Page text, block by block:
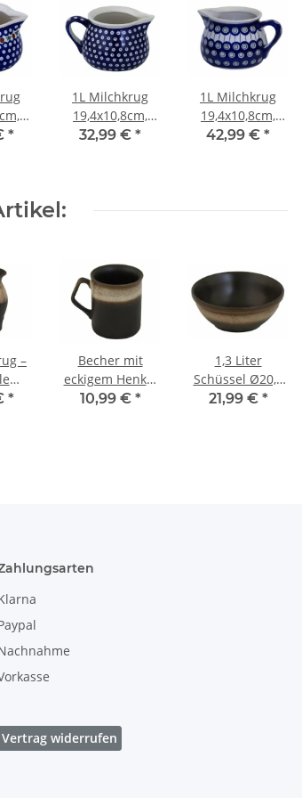
*
1L Milchkrug
19,4x10,8cm,
Dekor 42
32,99 € *
1L Milchkrug
19,4x10,8cm,
Dekor 8
42,99 € *
–
mit
*
Becher mit
eckigem Henkel
Ø8,0 cm, H =
10,99 € *
1,3 Liter
Schüssel Ø20,7
cm robust,
21,99 € *
Vertrag widerrufen